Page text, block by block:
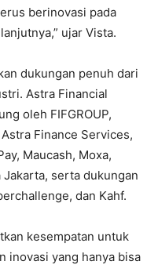
berinovasi pada
ujar Vista.
dukungan penuh dari
Astra Financial
oleh FIFGROUP,
Finance Services,
Maucash, Moxa,
Jakarta, serta dukungan
dan Kahf.
kesempatan untuk
inovasi yang hanya bisa